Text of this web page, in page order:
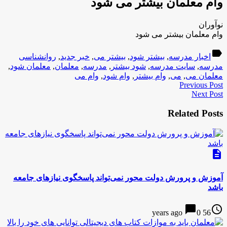
نوآوران
وام معلمان بیشتر می شود
label اخبار مدرسه, بیشتر شود, بیشتر می, خبر جدید, روانشناسی
مدرسه, سایت مدرسه, شود بیشتر , مدرسه, معلمان, معلمان شود,
معلمان می, می, وام بیشتر , وام شود, وام می
Previous Post
Next Post
Related Posts
description
آموزش و پرورش دولت محور نمی‌تواند پاسخگوی نیازهای جامعه
باشد
access_time
56 years ago
chat_bubble0